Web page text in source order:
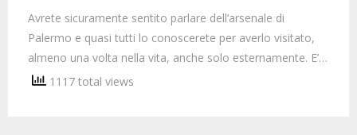
Avrete sicuramente sentito parlare dell’arsenale di
Palermo e quasi tutti lo conoscerete per averlo visitato,
almeno una volta nella vita, anche solo esternamente. E’…
1117 total views